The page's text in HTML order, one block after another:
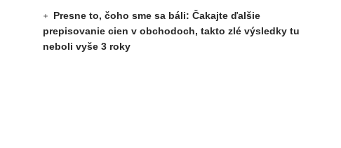
Presne to, čoho sme sa báli: Čakajte ďalšie
prepisovanie cien v obchodoch, takto zlé výsledky tu
neboli vyše 3 roky